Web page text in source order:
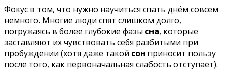
Фокус в том, что нужно научиться спать днём совсем
немного. Многие люди спят слишком долго,
погружаясь в более глубокие фазы сна, которые
заставляют их чувствовать себя разбитыми при
пробуждении (хотя даже такой сон приносит пользу
после того, как первоначальная слабость отступает).